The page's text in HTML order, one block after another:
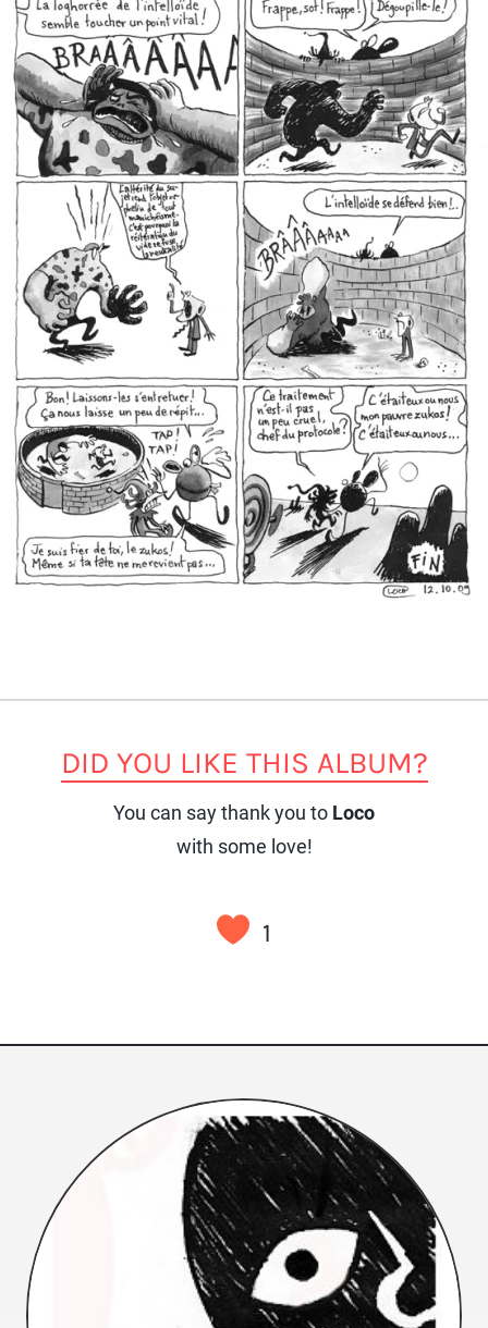
DID YOU LIKE THIS ALBUM?
You can say thank you to Loco
with some love!
1